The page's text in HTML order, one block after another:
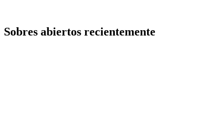
Sobres abiertos recientemente